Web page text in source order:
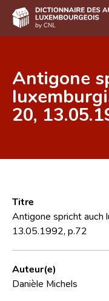
DE FR
Accueil
Recherche avancée
CNL
Équipe scientifique
Antigone
20,
Titre
Antigone spricht auch
13.05.1992, p.72
Auteur(e)
Danièle Michels